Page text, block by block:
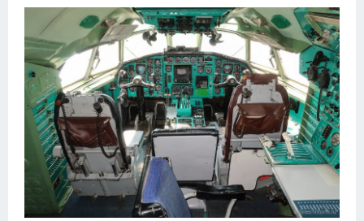
Подводные лодки
Митсубиси
Киа
Танки
Крайслер
Порше
Самолеты